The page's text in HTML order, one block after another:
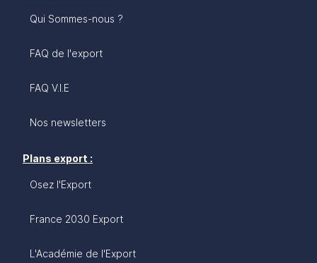
Qui Sommes-nous ?
FAQ de l'export
FAQ V.I.E
Nos newsletters
Plans export :
Osez l'Export
France 2030 Export
L'Académie de l'Export